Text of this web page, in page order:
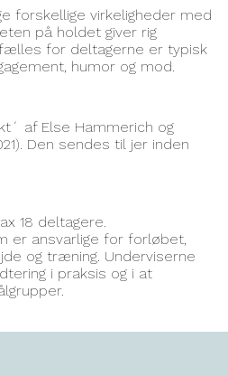
forskellige virkeligheder med
på holdet giver rig
for deltagerne er typisk
humor og mod.
af Else Hammerich og
Den sendes til jer inden
18 deltagere.
er ansvarlige for forløbet,
og træning. Underviserne
i praksis og i at